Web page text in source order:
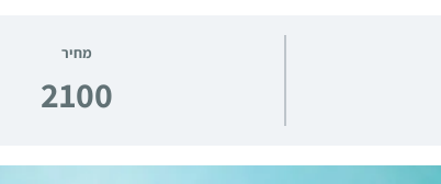
מחיר
2100